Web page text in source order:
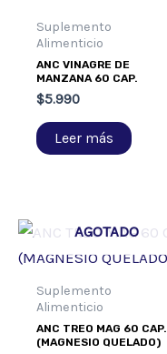
Suplemento
Alimenticio
ANC VINAGRE DE
MANZANA 60 CAP.
$5.990
Leer más
AGOTADO
Suplemento
Alimenticio
ANC TREO MAG 60 CAP.
(MAGNESIO QUELADO)